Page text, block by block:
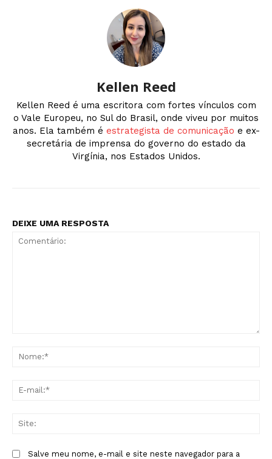
Kellen Reed
Kellen Reed é uma escritora com fortes vínculos com
o Vale Europeu, no Sul do Brasil, onde viveu por muitos
anos. Ela também é estrategista de comunicação e ex-
secretária de imprensa do governo do estado da
Virgínia, nos Estados Unidos.
DEIXE UMA RESPOSTA
Salve meu nome, e-mail e site neste navegador para a